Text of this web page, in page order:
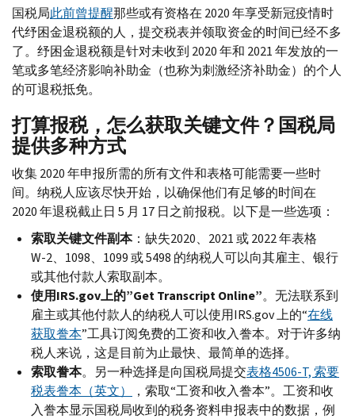
国税局此前曾提醒那些或有资格在 2020 年享受新冠疫情时
代纾困金退税额的人，提交税表并领取资金的时间已经不多
了。纾困金退税额是针对未收到 2020 年和 2021 年发放的一
笔或多笔经济影响补助金（也称为刺激经济补助金）的个人
的可退税抵免。
打算报税，怎么获取关键文件？国税局
提供多种方式
收集 2020 年申报所需的所有文件和表格可能需要一些时
间。纳税人应该尽快开始，以确保他们有足够的时间在
2020 年退税截止日 5 月 17 日之前报税。以下是一些选项：
索取关键文件副本：缺失2020、2021 或 2022 年表格
W-2、1098、1099 或 5498 的纳税人可以向其雇主、银行
或其他付款人索取副本。
使用IRS.gov上的”Get Transcript Online”。无法联系到
雇主或其他付款人的纳税人可以使用IRS.gov上的“在线
获取誊本”工具订阅免费的工资和收入誊本。对于许多纳
税人来说，这是目前为止最快、最简单的选择。
索取誊本。另一种选择是向国税局提交表格4506-T,索要
税表誊本（英文）
，索取“工资和收入誊本”。工资和收
入誊本显示国税局收到的税务资料申报表中的数据，例